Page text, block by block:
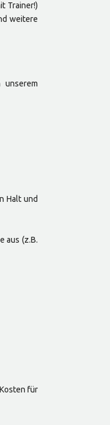
Trainer!)
weitere
unserem
Halt und
aus (z.B.
für